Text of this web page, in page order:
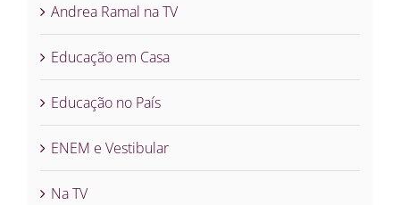
Andrea Ramal na TV
Educação em Casa
Educação no País
ENEM e Vestibular
Na TV